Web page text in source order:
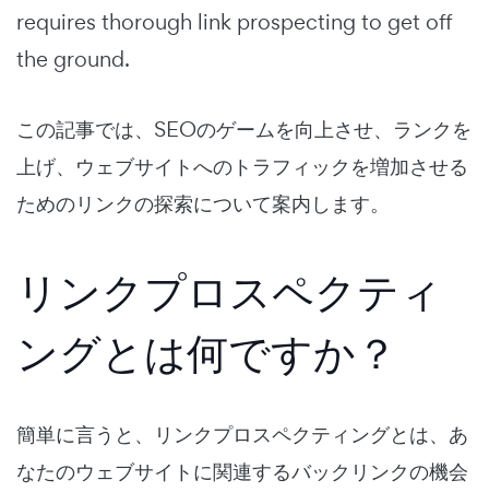
requires thorough link prospecting to get off
the ground.
この記事では、SEOのゲームを向上させ、ランクを
上げ、ウェブサイトへのトラフィックを増加させる
ためのリンクの探索について案内します。
リンクプロスペクティ
ングとは何ですか？
簡単に言うと、リンクプロスペクティングとは、あ
なたのウェブサイトに関連するバックリンクの機会